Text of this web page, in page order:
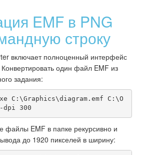
EMF в PNG
строку
включает полноценный интерфейс
один файл EMF из
задания:
C:\Graphics\diagram.emf C:\O
dpi 300
файлы EMF в папке рекурсивно и
до 1920 пикселей в ширину: